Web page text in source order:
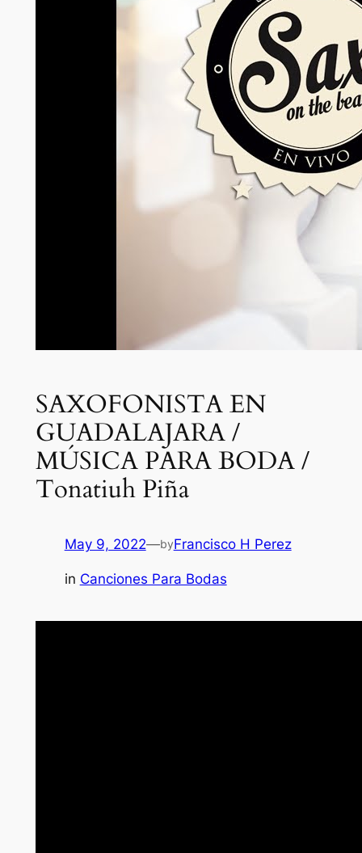
SAXOFONISTA EN
GUADALAJARA /
MÚSICA PARA BODA /
Tonatiuh Piña
May 9, 2022—byFrancisco H Perez
in Canciones Para Bodas